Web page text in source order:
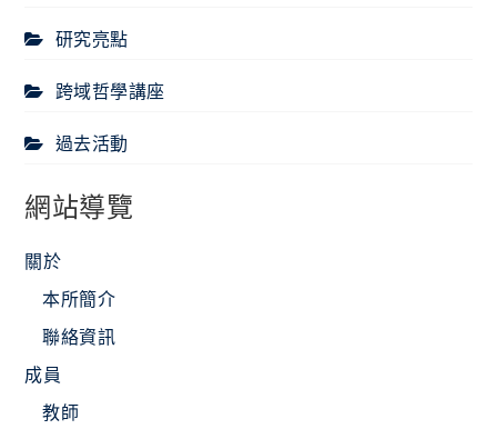
研究亮點
跨域哲學講座
過去活動
網站導覽
關於
本所簡介
聯絡資訊
成員
教師